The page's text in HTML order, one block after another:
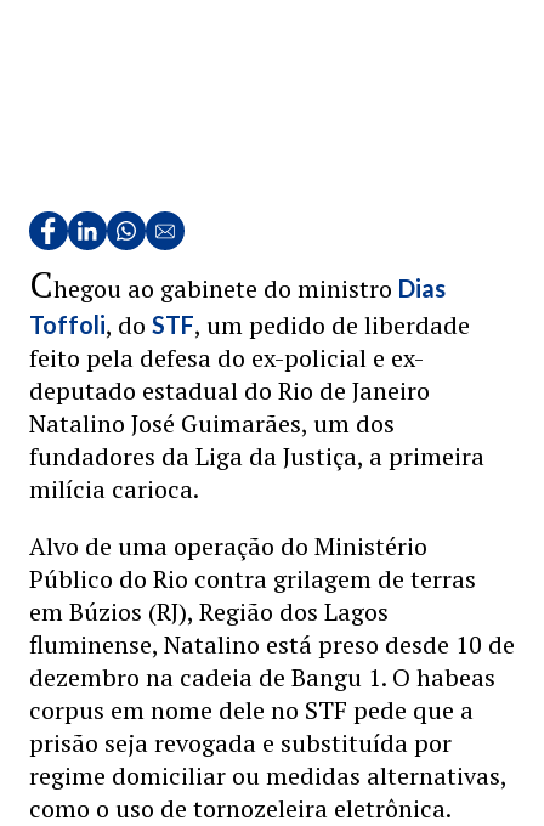
Chegou ao gabinete do ministro Dias
Toffoli, do STF, um pedido de liberdade
feito pela defesa do ex-policial e ex-
deputado estadual do Rio de Janeiro
Natalino José Guimarães, um dos
fundadores da Liga da Justiça, a primeira
milícia carioca.
Alvo de uma operação do Ministério
Público do Rio contra grilagem de terras
em Búzios (RJ), Região dos Lagos
fluminense, Natalino está preso desde 10 de
dezembro na cadeia de Bangu 1. O habeas
corpus em nome dele no STF pede que a
prisão seja revogada e substituída por
regime domiciliar ou medidas alternativas,
como o uso de tornozeleira eletrônica.